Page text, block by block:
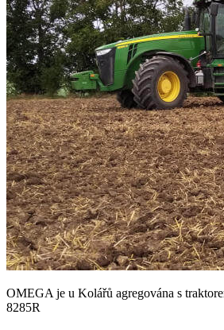
OMEGA je u Kolářů agregována s
8285R